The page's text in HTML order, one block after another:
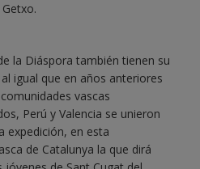
la Diáspora también tienen su
igual que en años anteriores
vascas
Perú y Valencia se unieron
expedición, en esta
de Catalunya la que dirá